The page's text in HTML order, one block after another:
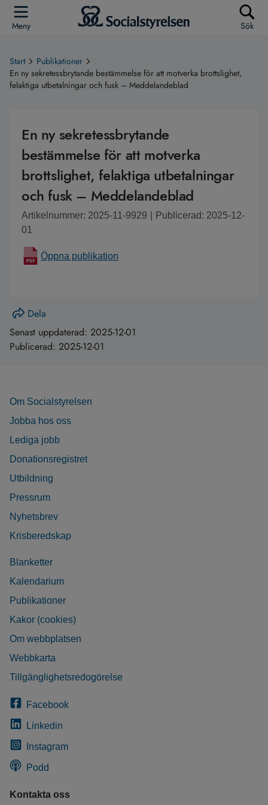
Meny Sök
Start
Publikationer
En ny sekretessbrytande bestämmelse för att motverka brottslighet,
felaktiga utbetalningar och fusk – Meddelandeblad
En ny sekretessbrytande
bestämmelse för att motverka
brottslighet, felaktiga utbetalningar
och fusk – Meddelandeblad
Artikelnummer: 2025-11-9929
Publicerad: 2025-12-
01
Öppna publikation
Dela
Senast uppdaterad: 2025-12-01
Publicerad: 2025-12-01
Om Socialstyrelsen
Jobba hos oss
Lediga jobb
Donationsregistret
Utbildning
Pressrum
Nyhetsbrev
Krisberedskap
Blanketter
Kalendarium
Publikationer
Kakor (cookies)
Om webbplatsen
Webbkarta
Tillgänglighetsredogörelse
Facebook
Linkedin
Instagram
Podd
Kontakta oss